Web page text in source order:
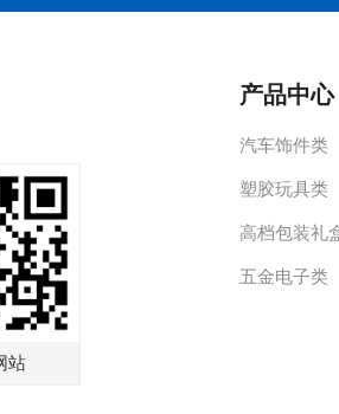
包括各种不同的纤维类型和品质。这些进口绒
胶绒和尼龙绒的一些特点，如柔软性和耐磨性
能不如上述材料常见。棉绒具有天然的柔软性
软度、耐磨性、光泽度、成本以及与玩具整
类。常用绒毛长度范围为0.3mm—4mm，而
进口绒、晴纶绒和棉绒等。制造商会根据玩
站
产品中心
汽车饰件类
塑胶玩具类
高档包装礼
五金电子类